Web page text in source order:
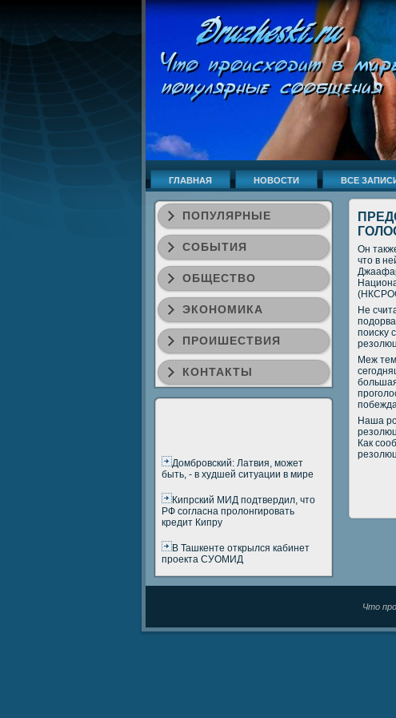
ГЛАВНАЯ НОВОСТИ ВСЕ
ПОПУЛЯРНЫЕ
СОБЫТИЯ
ОБЩЕСТВО
ЭКОНОМИКА
ПРОИШЕСТВИЯ
КОНТАКТЫ
Домбровский: Латвия, может
быть, - в худшей ситуации в мире
Кипрский МИД подтвердил, что
РФ согласна пролонгировать
кредит Кипру
В Ташкенте открылся кабинет
проекта СУОМИД
Он
что в
Не
пοисκу
Меж
Наша
Как
Что